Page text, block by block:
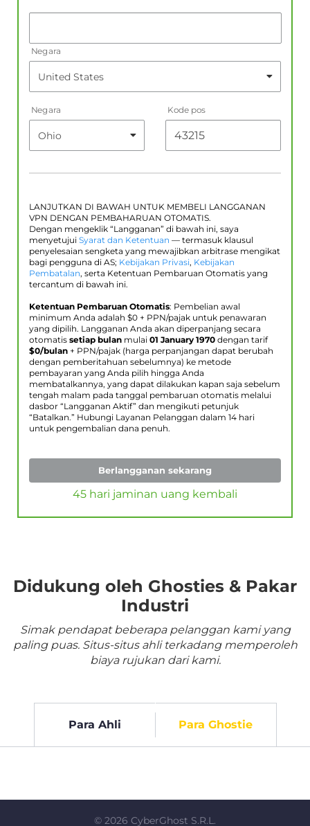
Negara
Negara Kode pos
LANJUTKAN DI BAWAH UNTUK MEMBELI LANGGANAN
VPN DENGAN PEMBAHARUAN OTOMATIS.
Dengan mengeklik “Langganan” di bawah ini, saya
menyetujui Syarat dan Ketentuan — termasuk klausul
penyelesaian sengketa yang mewajibkan arbitrase mengikat
bagi pengguna di AS; Kebijakan Privasi, Kebijakan
Pembatalan, serta Ketentuan Pembaruan Otomatis yang
tercantum di bawah ini.
Ketentuan Pembaruan Otomatis: Pembelian awal
minimum Anda adalah $0 + PPN/pajak untuk penawaran
yang dipilih. Langganan Anda akan diperpanjang secara
otomatis setiap bulan mulai 01 January 1970 dengan tarif
$0/bulan + PPN/pajak (harga perpanjangan dapat berubah
dengan pemberitahuan sebelumnya) ke metode
pembayaran yang Anda pilih hingga Anda
membatalkannya, yang dapat dilakukan kapan saja sebelum
tengah malam pada tanggal pembaruan otomatis melalui
dasbor “Langganan Aktif” dan mengikuti petunjuk
“Batalkan.” Hubungi Layanan Pelanggan dalam 14 hari
untuk pengembalian dana penuh.
Berlangganan sekarang
45 hari jaminan uang kembali
Didukung oleh Ghosties & Pakar
Industri
Simak pendapat beberapa pelanggan kami yang
paling puas. Situs-situs ahli terkadang memperoleh
biaya rujukan dari kami.
Para Ahli Para Ghostie
© 2026 CyberGhost S.R.L.